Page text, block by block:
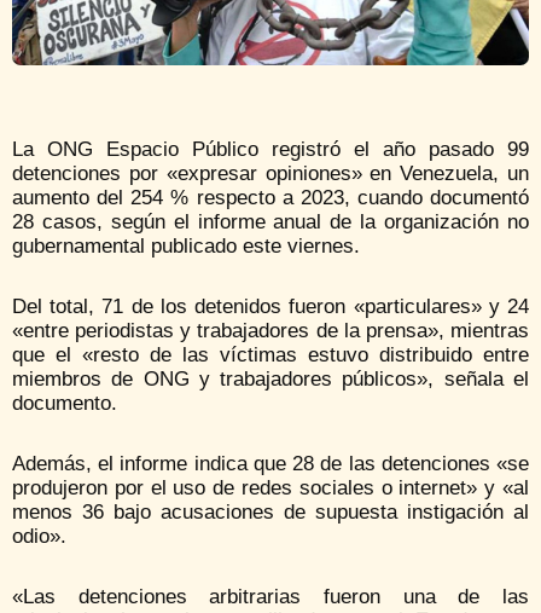
La ONG Espacio Público registró el año pasado 99
detenciones por «expresar opiniones» en Venezuela, un
aumento del 254 % respecto a 2023, cuando documentó
28 casos, según el informe anual de la organización no
gubernamental publicado este viernes.
Del total, 71 de los detenidos fueron «particulares» y 24
«entre periodistas y trabajadores de la prensa», mientras
que el «resto de las víctimas estuvo distribuido entre
miembros de ONG y trabajadores públicos», señala el
documento.
Además, el informe indica que 28 de las detenciones «se
produjeron por el uso de redes sociales o internet» y «al
menos 36 bajo acusaciones de supuesta instigación al
odio».
«Las detenciones arbitrarias fueron una de las